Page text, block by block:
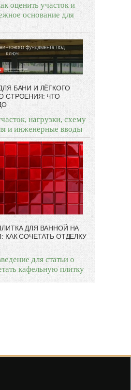
оценить участок и
основание для
БАНИ И ЛЁГКОГО
СТРОЕНИЯ: ЧТО
нагрузки, схему
и инженерные вводы
ДЛЯ ВАННОЙ НА
КАК СОЧЕТАТЬ ОТДЕЛКУ
для статьи о
кафельную плитку